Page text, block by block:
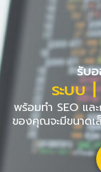
Skip
to
content
รับ
ระบบ
พร้อมทำ SEO แล
ของคุณจะมีขนาดเ